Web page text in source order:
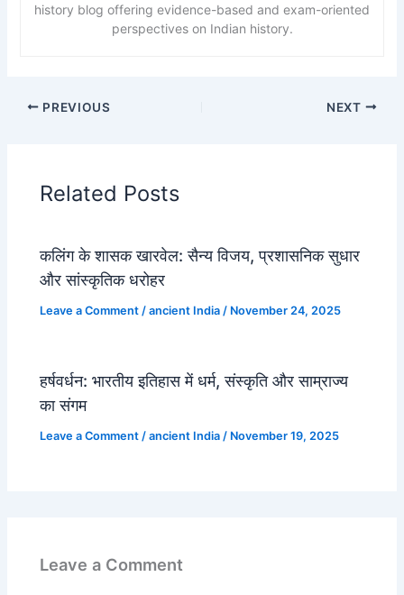
history blog offering evidence-based and exam-oriented
perspectives on Indian history.
PREVIOUS NEXT
Related Posts
कलिंग के शासक खारवेल: सैन्य विजय, प्रशासनिक सुधार
और सांस्कृतिक धरोहर
Leave a Comment /ancient India / November 24, 2025
हर्षवर्धन: भारतीय इतिहास में धर्म, संस्कृति और साम्राज्य
का संगम
Leave a Comment /ancient India / November 19, 2025
Leave a Comment